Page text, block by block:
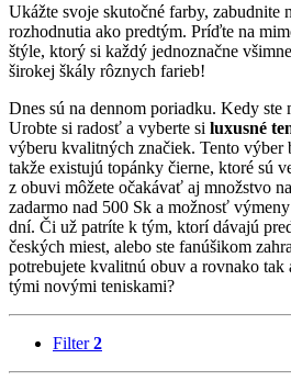
Ukážte svoje skutočné farby, zabudnite
rozhodnutia ako predtým. Príďte na
štýle, ktorý si každý jednoznačne
širokej škály rôznych farieb!
Dnes sú na dennom poriadku. Kedy ste
Urobte si radosť a vyberte si luxusné
výberu kvalitných značiek. Tento výber
takže existujú topánky čierne, ktoré sú
z obuvi môžete očakávať aj množstvo
zadarmo nad 500 Sk a možnosť
dní. Či už patríte k tým, ktorí dávajú
českých miest, alebo ste fanúšikom
potrebujete kvalitnú obuv a rovnako tak
tými novými teniskami?
Filter2